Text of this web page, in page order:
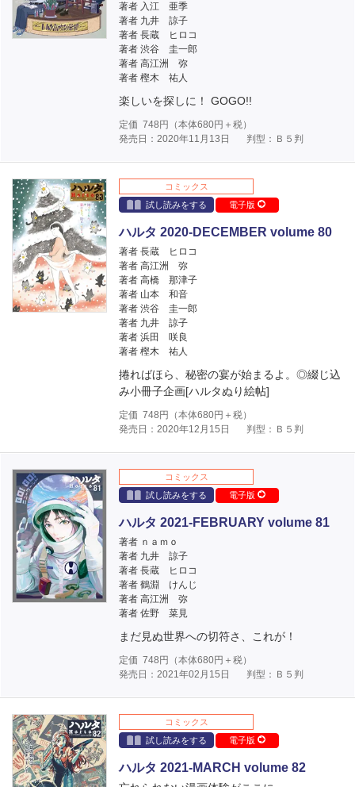
著者 入江 亜季
著者 九井 諒子
著者 長蔵 ヒロコ
著者 渋谷 圭一郎
著者 高江洲 弥
著者 樫木 祐人
楽しいを探しに！ GOGO!!
定価 748 円（本体680円＋税）
発売日：2020年11月13日
判型：Ｂ５判
コミックス
試し読みをする
電子版
ハルタ 2020-DECEMBER volume 80
著者 長蔵 ヒロコ
著者 高江洲 弥
著者 高橋 那津子
著者 山本 和音
著者 渋谷 圭一郎
著者 九井 諒子
著者 浜田 咲良
著者 樫木 祐人
捲ればほら、秘密の宴が始まるよ。◎綴じ込
み小冊子企画[ハルタぬり絵帖]
定価 748 円（本体680円＋税）
発売日：2020年12月15日
判型：Ｂ５判
コミックス
試し読みをする
電子版
ハルタ 2021-FEBRUARY volume 81
著者 ｎａｍｏ
著者 九井 諒子
著者 長蔵 ヒロコ
著者 鶴淵 けんじ
著者 高江洲 弥
著者 佐野 菜見
まだ見ぬ世界への切符さ、これが！
定価 748 円（本体680円＋税）
発売日：2021年02月15日
判型：Ｂ５判
コミックス
試し読みをする
電子版
ハルタ 2021-MARCH volume 82